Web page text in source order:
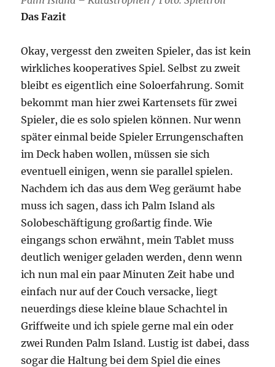
Das Fazit
Okay, vergesst den zweiten Spieler, das ist kein
wirkliches kooperatives Spiel. Selbst zu zweit
bleibt es eigentlich eine Soloerfahrung. Somit
bekommt man hier zwei Kartensets für zwei
Spieler, die es solo spielen können. Nur wenn
später einmal beide Spieler Errungenschaften
im Deck haben wollen, müssen sie sich
eventuell einigen, wenn sie parallel spielen.
Nachdem ich das aus dem Weg geräumt habe
muss ich sagen, dass ich Palm Island als
Solobeschäftigung großartig finde. Wie
eingangs schon erwähnt, mein Tablet muss
deutlich weniger geladen werden, denn wenn
ich nun mal ein paar Minuten Zeit habe und
einfach nur auf der Couch versacke, liegt
neuerdings diese kleine blaue Schachtel in
Griffweite und ich spiele gerne mal ein oder
zwei Runden Palm Island. Lustig ist dabei, dass
sogar die Haltung bei dem Spiel die eines